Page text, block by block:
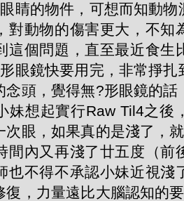
睛的物件，可想而知動物
對動物的傷害更大，不知
這個問題，直至最近食生
眼鏡快要用完，非常掙扎
念頭，覺得無?形眼鏡的話
妹想起實行Raw Til4之後
次眼，如果真的是淺了，
間內又再淺了廿五度（前
也不得不承認小妹近視淺
復，力量遠比大腦認知的